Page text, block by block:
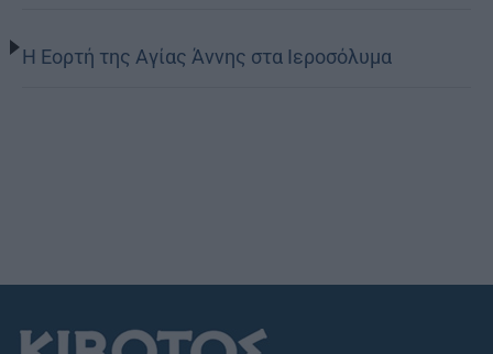
Η Εορτή της Αγίας Άννης στα Ιεροσόλυμα